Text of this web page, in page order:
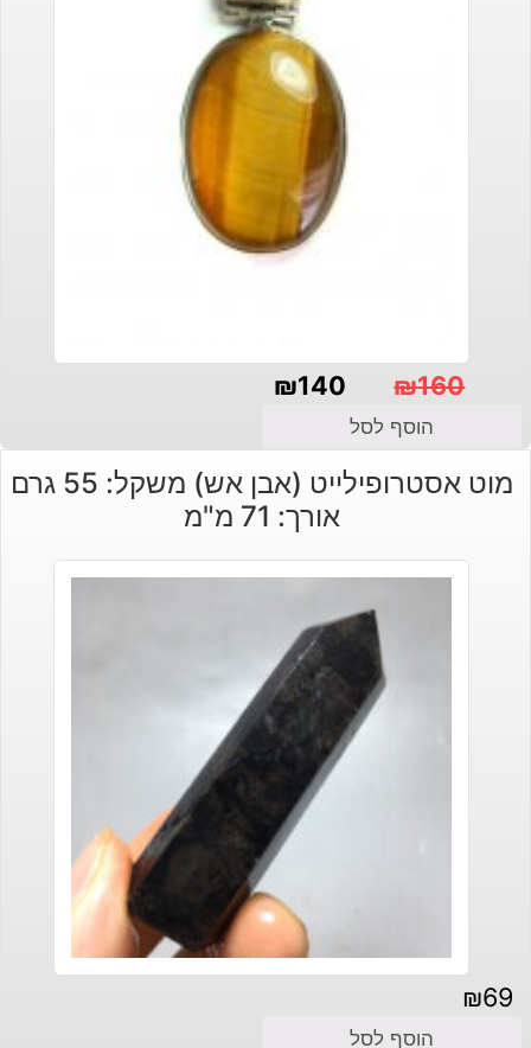
₪160
המקורי
היה:
₪140
הנוכחי
הוא:
הוסף לסל
מוט אסטרופילייט (אבן אש) משקל: 55 גרם
אורך: 71 מ"מ
₪69
הוסף לסל